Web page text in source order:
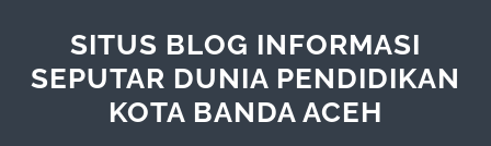
SITUS BLOG INFORMASI
SEPUTAR DUNIA PENDIDIKAN
KOTA BANDA ACEH